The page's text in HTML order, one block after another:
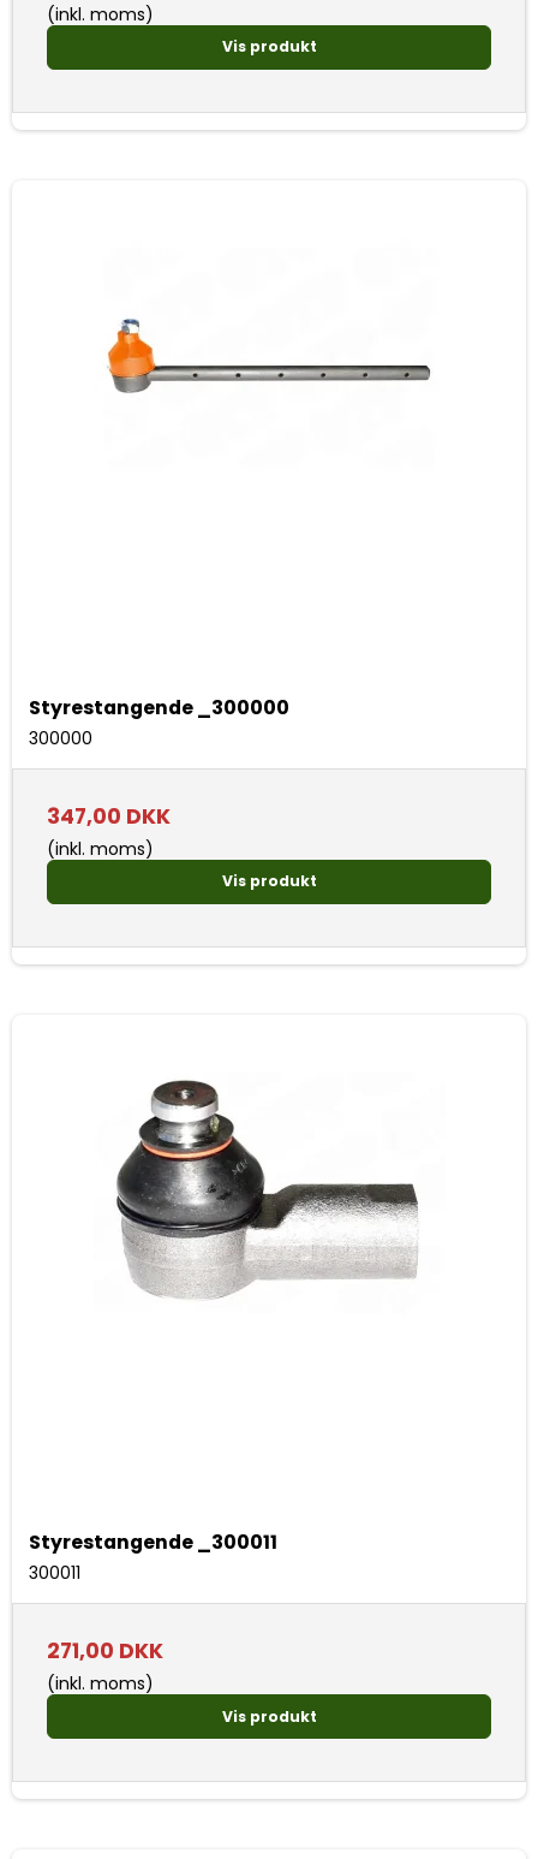
(inkl. moms)
Vis produkt
Styrestangende _300000
300000
347,00 DKK
(inkl. moms)
Vis produkt
Styrestangende _300011
300011
271,00 DKK
(inkl. moms)
Vis produkt